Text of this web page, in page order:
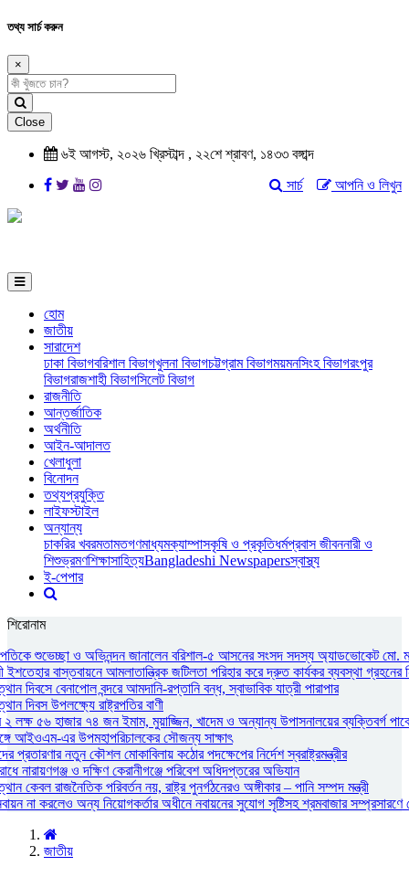
তথ্য সার্চ করুন
×
Close
৬ই আগস্ট, ২০২৬ খ্রিস্টাব্দ , ২২শে শ্রাবণ, ১৪৩৩ বঙ্গাব্দ
আপনি ও লিখুন
সার্চ
হোম
জাতীয়
সারাদেশ
ঢাকা বিভাগবরিশাল বিভাগখুলনা বিভাগচট্টগ্রাম বিভাগময়মনসিংহ বিভাগরংপুর
বিভাগরাজশাহী বিভাগসিলেট বিভাগ
রাজনীতি
আন্তর্জাতিক
অর্থনীতি
আইন-আদালত
খেলাধুলা
বিনোদন
তথ্যপ্রযুক্তি
লাইফস্টাইল
অন্যান্য
চাকরির খবরমতামতগণমাধ্যমক্যাম্পাসকৃষি ও প্রকৃতিধর্মপ্রবাস জীবননারী ও
শিশুভ্রমণশিক্ষাসাহিত্যBangladeshi Newspapersস্বাস্থ্য
ই-পেপার
শিরোনাম
শুভেচ্ছা ও অভিনন্দন জানালেন বরিশাল-৫ আসনের সংসদ সদস্য অ্যাডভোকেট মো.
ইশতেহার বাস্তবায়নে আমলাতান্ত্রিক জটিলতা পরিহার করে দ্রুত কার্যকর ব্যবস্থা গ্রহনের
দিবসে বেনাপোল বন্দরে আমদানি-রপ্তানি বন্ধ, স্বাভাবিক যাত্রী পারাপার
দিবস উপলক্ষ্যে রাষ্ট্রপতির বাণী
লক্ষ ৫৬ হাজার ৭৪ জন ইমাম, মুয়াজ্জিন, খাদেম ও অন্যান্য উপাসনালয়ের ব্যক্তিবর্গ
সঙ্গে আইওএম-এর উপমহাপরিচালকের সৌজন্য সাক্ষাৎ
প্রতারণার নতুন কৌশল মোকাবিলায় কঠোর পদক্ষেপের নির্দেশ স্বরাষ্ট্রমন্ত্রীর
নারায়ণগঞ্জ ও দক্ষিণ কেরানীগঞ্জে পরিবেশ অধিদপ্তরের অভিযান
কেবল রাজনৈতিক পরিবর্তন নয়, রাষ্ট্র পুনর্গঠনেরও অঙ্গীকার – পানি সম্পদ মন্ত্রী
না করলেও অন্য নিয়োগকর্তার অধীনে নবায়নের সুযোগ সৃষ্টিসহ শ্রমবাজার সম্প্রসারণে
জাতীয়